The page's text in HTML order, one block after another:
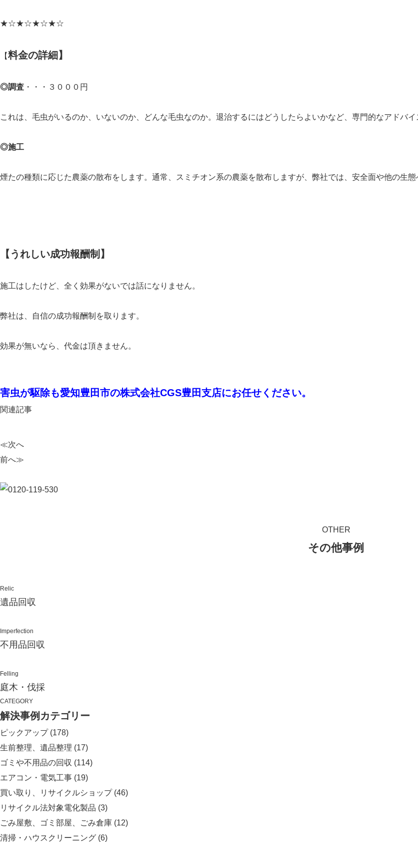
★☆★☆★☆★☆
【料金の詳細】
◎調査 ・・・３０００円
これは、毛虫がいるのか、いないのか、どんな毛虫なのか。退治するにはどうしたらよいかなど、専門的なアドバイ
◎施工
煙たの種類に応じた農薬の散布をします。通常、スミチオン系の農薬を散布しますが、弊社では、安全面や他の生
【うれしい成功報酬制】
施工はしたけど、全く効果がないでは話になりません。
弊社は、自信の成功報酬制を取ります。
効果が無いなら、代金は頂きません。
害虫が駆除も愛知豊田市の株式会社CGS豊田支店にお任せください。
関連記事
≪次へ
前へ≫
OTHER
その他事例
Relic
遺品回収
Imperfection
不用品回収
Felling
庭木・伐採
CATEGORY
解決事例カテゴリー
ピックアップ(178)
生前整理、遺品整理 (17)
ゴミや不用品の回収 (114)
エアコン・電気工事 (19)
買い取り、リサイクルショップ(46)
リサイクル法対象電化製品 (3)
ごみ屋敷、ゴミ部屋、ごみ倉庫 (12)
清掃・ハウスクリーニング (6)